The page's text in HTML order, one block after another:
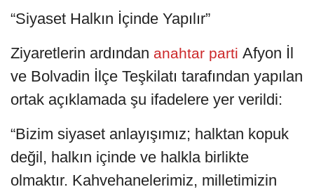
“Siyaset Halkın İçinde Yapılır”
Ziyaretlerin ardından anahtar parti Afyon İl
ve Bolvadin İlçe Teşkilatı tarafından yapılan
ortak açıklamada şu ifadelere yer verildi:
“Bizim siyaset anlayışımız; halktan kopuk
değil, halkın içinde ve halkla birlikte
olmaktır. Kahvehanelerimiz, milletimizin